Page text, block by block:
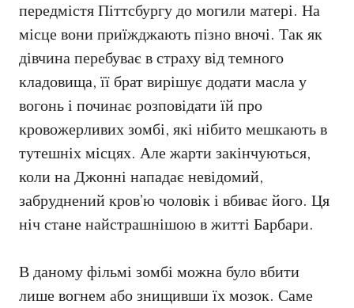
передмістя Піттсбургу до могили матері. На
місце вони приїжджають пізно вночі. Так як
дівчина перебуває в страху від темного
кладовища, її брат вирішує додати масла у
вогонь і починає розповідати їй про
кровожерливих зомбі, які нібито мешкають в
тутешніх місцях. Але жарти закінчуються,
коли на Джонні нападає невідомий,
забруднений кров’ю чоловік і вбиває його. Ця
ніч стане найстрашнішою в житті Барбари.
В даному фільмі зомбі можна було вбити
лише вогнем або знищивши їх мозок. Саме